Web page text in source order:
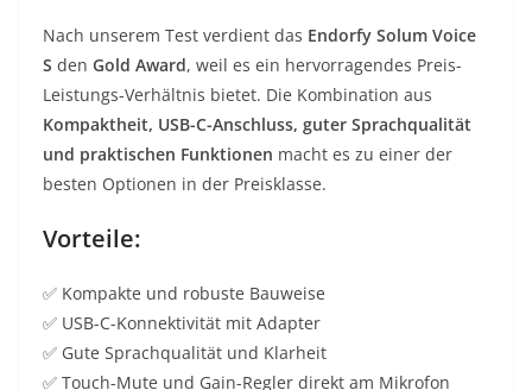
Nach unserem Test verdient das Endorfy Solum Voice
S den Gold Award, weil es ein hervorragendes Preis-
Leistungs-Verhältnis bietet. Die Kombination aus
Kompaktheit, USB-C-Anschluss, guter Sprachqualität
und praktischen Funktionen macht es zu einer der
besten Optionen in der Preisklasse.
Vorteile:
✅ Kompakte und robuste Bauweise
✅ USB-C-Konnektivität mit Adapter
✅ Gute Sprachqualität und Klarheit
✅ Touch-Mute und Gain-Regler direkt am Mikrofon